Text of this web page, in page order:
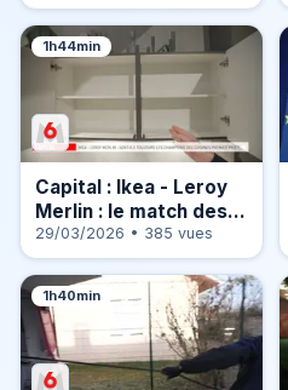
1h44min
Capital : Ikea - Leroy
Merlin : le match des
cuisines à petit prix !
29/03/2026 • 385 vues
1h40min